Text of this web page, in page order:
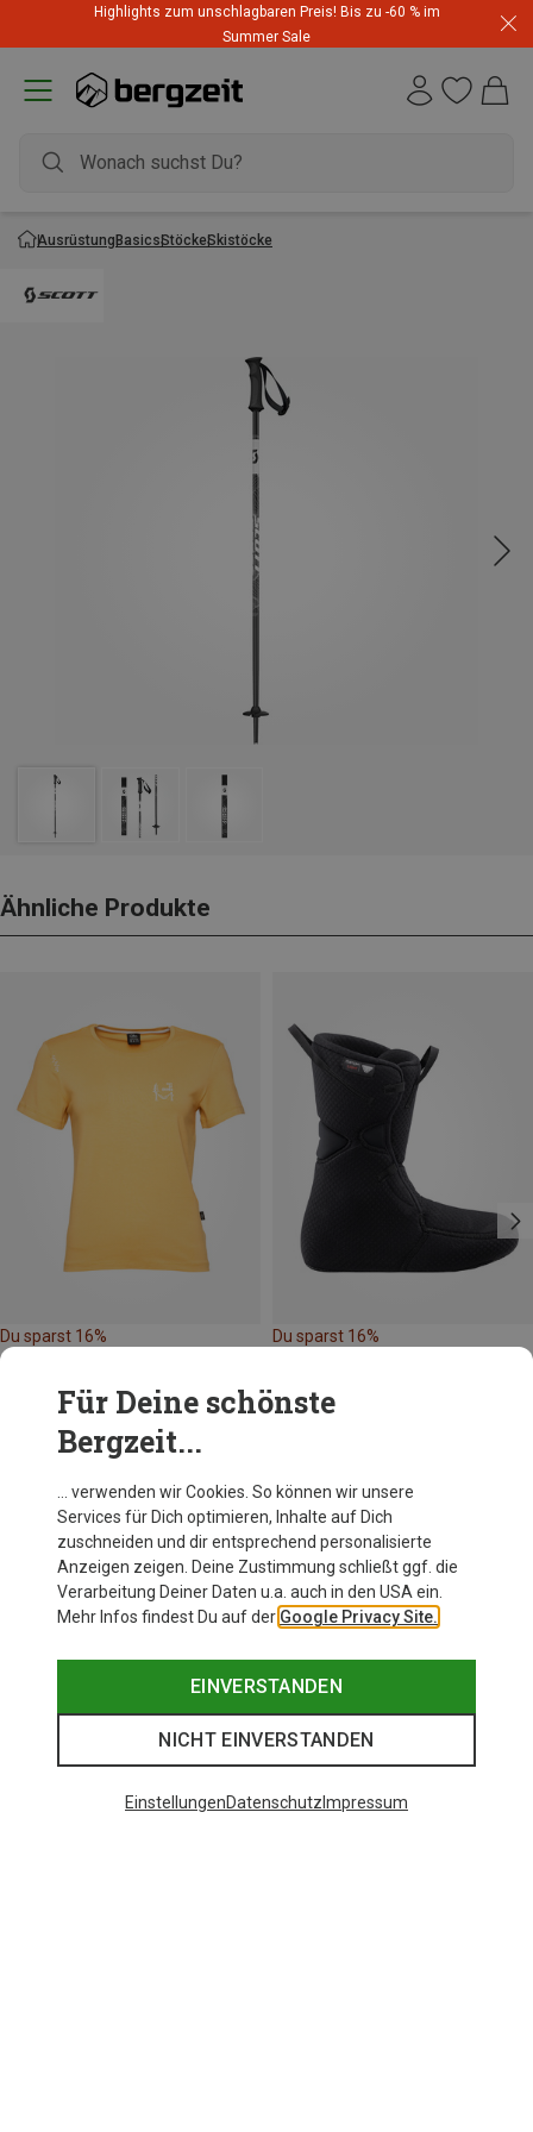
Highlights zum unschlagbaren Preis! Bis zu -60 % im
Summer Sale
AusrüstungBasicsStöckeSkistöcke
Ähnliche Produkte
Du sparst 16% Du sparst 16%
Andere Kunden kauften auch
Für Deine schönste
Bergzeit...
… verwenden wir Cookies. So können wir unsere
Services für Dich optimieren, Inhalte auf Dich
zuschneiden und dir entsprechend personalisierte
Anzeigen zeigen. Deine Zustimmung schließt ggf. die
Verarbeitung Deiner Daten u.a. auch in den USA ein.
Mehr Infos findest Du auf der Google Privacy Site.
EINVERSTANDEN
NICHT EINVERSTANDEN
EinstellungenDatenschutz Impressum